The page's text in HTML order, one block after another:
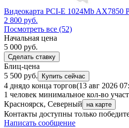
Видеокарта PCI-E 1024Mb AX7850
2 800 руб.
Посмотреть все (52)
Начальная цена
5 000 руб.
Сделать ставку
Блиц-цена
5 500 руб.
Купить сейчас
4 днядо конца торгов(13 авг 2026
1 человек минимальное кол-во
Красноярск, Северный
на карте
Контакты доступны только
Написать сообщение